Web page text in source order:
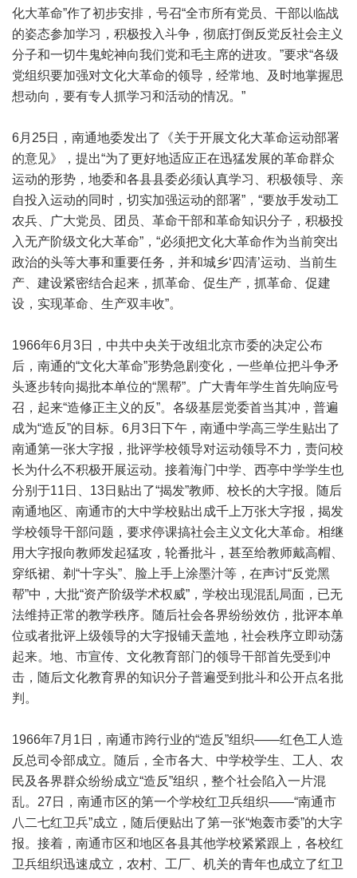
化大革命”作了初步安排，号召“全市所有党员、干部以临战
的姿态参加学习，积极投入斗争，彻底打倒反党反社会主义
分子和一切牛鬼蛇神向我们党和毛主席的进攻。”要求“各级
党组织要加强对文化大革命的领导，经常地、及时地掌握思
想动向，要有专人抓学习和活动的情况。”
6月25日，南通地委发出了《关于开展文化大革命运动部署
的意见》，提出“为了更好地适应正在迅猛发展的革命群众
运动的形势，地委和各县县委必须认真学习、积极领导、亲
自投入运动的同时，切实加强运动的部署”，“要放手发动工
农兵、广大党员、团员、革命干部和革命知识分子，积极投
入无产阶级文化大革命”，“必须把文化大革命作为当前突出
政治的头等大事和重要任务，并和城乡‘四清’运动、当前生
产、建设紧密结合起来，抓革命、促生产，抓革命、促建
设，实现革命、生产双丰收”。
1966年6月3日，中共中央关于改组北京市委的决定公布
后，南通的“文化大革命”形势急剧变化，一些单位把斗争矛
头逐步转向揭批本单位的“黑帮”。广大青年学生首先响应号
召，起来“造修正主义的反”。各级基层党委首当其冲，普遍
成为“造反”的目标。6月3日下午，南通中学高三学生贴出了
南通第一张大字报，批评学校领导对运动领导不力，责问校
长为什么不积极开展运动。接着海门中学、西亭中学学生也
分别于11日、13日贴出了“揭发”教师、校长的大字报。随后
南通地区、南通市的大中学校贴出成千上万张大字报，揭发
学校领导干部问题，要求停课搞社会主义文化大革命。相继
用大字报向教师发起猛攻，轮番批斗，甚至给教师戴高帽、
穿纸裙、剃“十字头”、脸上手上涂墨汁等，在声讨“反党黑
帮”中，大批“资产阶级学术权威”，学校出现混乱局面，已无
法维持正常的教学秩序。随后社会各界纷纷效仿，批评本单
位或者批评上级领导的大字报铺天盖地，社会秩序立即动荡
起来。地、市宣传、文化教育部门的领导干部首先受到冲
击，随后文化教育界的知识分子普遍受到批斗和公开点名批
判。
1966年7月1日，南通市跨行业的“造反”组织——红色工人造
反总司令部成立。随后，全市各大、中学校学生、工人、农
民及各界群众纷纷成立“造反”组织，整个社会陷入一片混
乱。27日，南通市区的第一个学校红卫兵组织——“南通市
八二七红卫兵”成立，随后便贴出了第一张“炮轰市委”的大字
报。接着，南通市区和地区各县其他学校紧紧跟上，各校红
卫兵组织迅速成立，农村、工厂、机关的青年也成立了红卫